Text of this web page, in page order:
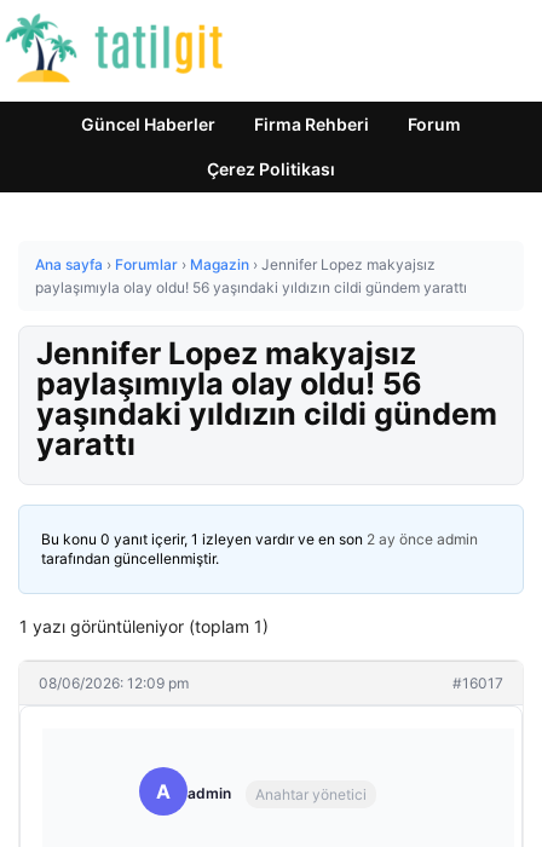
Güncel Haberler Firma Rehberi Forum
Çerez Politikası
Ana sayfa › Forumlar › Magazin › Jennifer Lopez makyajsız
paylaşımıyla olay oldu! 56 yaşındaki yıldızın cildi gündem yarattı
Jennifer Lopez makyajsız
paylaşımıyla olay oldu! 56
yaşındaki yıldızın cildi gündem
yarattı
Bu konu 0 yanıt içerir, 1 izleyen vardır ve en son 2 ay önce admin
tarafından güncellenmiştir.
1 yazı görüntüleniyor (toplam 1)
08/06/2026: 12:09 pm #16017
A admin Anahtar yönetici